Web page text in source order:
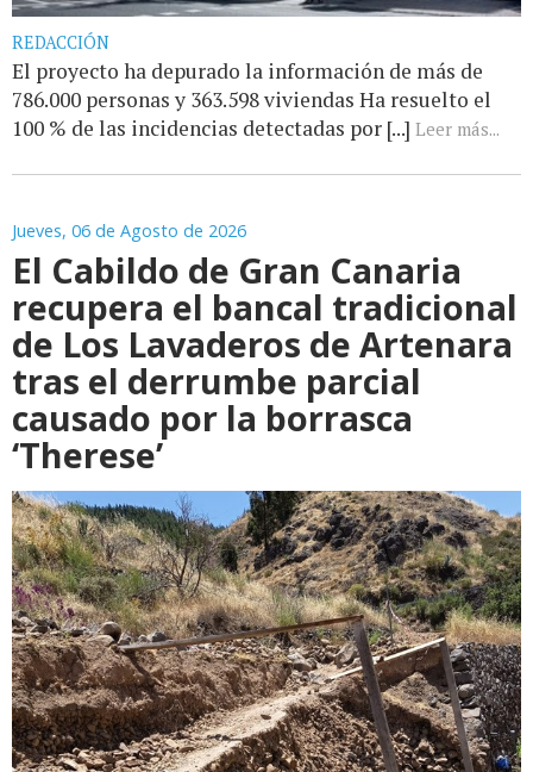
REDACCIÓN
El proyecto ha depurado la información de más de
786.000 personas y 363.598 viviendas Ha resuelto el
100 % de las incidencias detectadas por [...] Leer más...
Jueves, 06 de Agosto de 2026
El Cabildo de Gran Canaria
recupera el bancal tradicional
de Los Lavaderos de Artenara
tras el derrumbe parcial
causado por la borrasca
‘Therese’